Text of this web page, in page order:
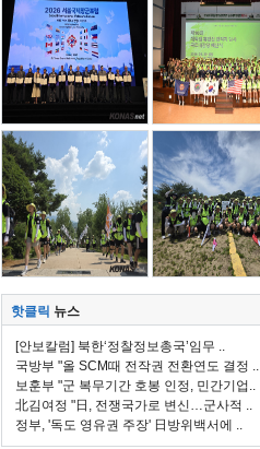
핫클릭 뉴스
[안보칼럼] 북한‘정찰정보총국’임무 ..
국방부 "올 SCM때 전작권 전환연도 결정 ..
보훈부 "군 복무기간 호봉 인정, 민간기업..
北김여정 "日, 전쟁국가로 변신…군사적 ..
정부, '독도 영유권 주장' 日방위백서에 ..